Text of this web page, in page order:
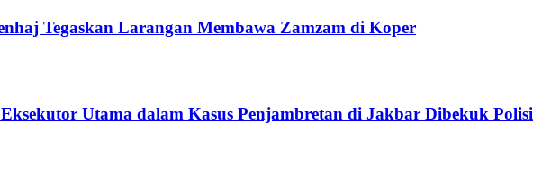
Tegaskan Larangan Membawa Zamzam di Koper
Utama dalam Kasus Penjambretan di Jakbar Dibekuk Polisi